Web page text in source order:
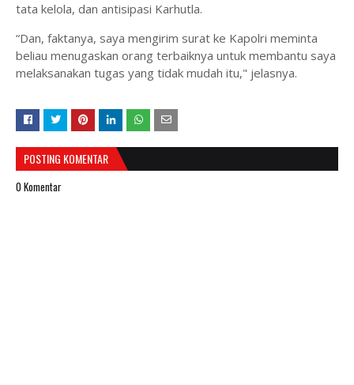
tata kelola, dan antisipasi Karhutla.
“Dan, faktanya, saya mengirim surat ke Kapolri meminta
beliau menugaskan orang terbaiknya untuk membantu saya
melaksanakan tugas yang tidak mudah itu," jelasnya.
POSTING KOMENTAR
0 Komentar